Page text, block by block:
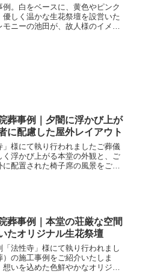
。白をベースに、黄色やピンク
しく温かな生花祭壇を設営いた
ニーの池田が、故人様のイメー
葬事例｜夕闇に浮かび上が
に配慮した屋外レイアウト
様にて執り行われましたご葬儀
浮かび上がる本堂の外観と、ご
配置された椅子席の風景をご紹
葬事例｜本堂の荘厳な空間
たオリジナル生花祭壇
法性寺」様にて執り行われまし
の施工事例をご紹介いたしま
いを込めた色鮮やかなオリジナ